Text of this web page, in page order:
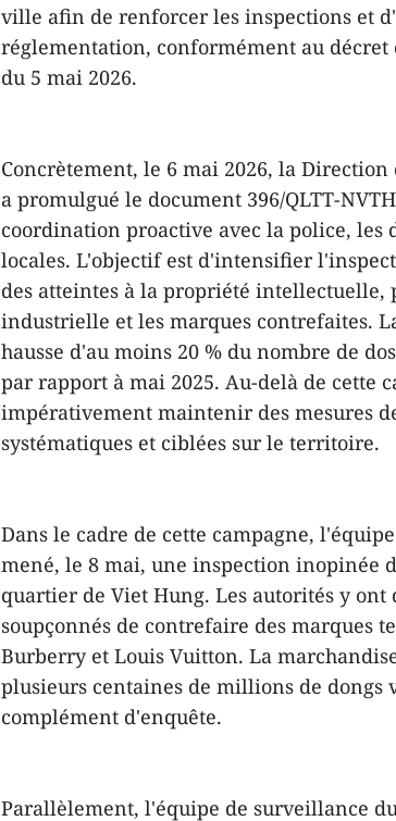
ville afin de renforcer les inspections et
réglementation, conformément au décret
du 5 mai 2026.
Concrètement, le 6 mai 2026, la
a promulgué le document 396/QLTT-
coordination proactive avec la police, les
locales. L'objectif est d'intensifier
des atteintes à la propriété
industrielle et les marques contrefaites.
hausse d'au moins 20 % du nombre de
par rapport à mai 2025. Au-delà de cette
impérativement maintenir des mesures
systématiques et ciblées sur le territoire.
Dans le cadre de cette campagne,
mené, le 8 mai, une inspection inopinée
quartier de Viet Hung. Les autorités y ont
soupçonnés de contrefaire des marques
Burberry et Louis Vuitton. La
plusieurs centaines de millions de dongs
complément d'enquête.
Parallèlement, l'équipe de surveillance